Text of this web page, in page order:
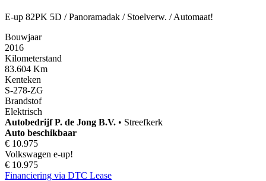
E-up 82PK 5D / Panoramadak / Stoelverw. / Automaat!
Bouwjaar
2016
Kilometerstand
83.604 Km
Kenteken
S-278-ZG
Brandstof
Elektrisch
AutobedrijfP. de Jong B.V. • Streefkerk
Auto beschikbaar
€ 10.975
Volkswagen e-up!
€ 10.975
Financiering via DTC Lease